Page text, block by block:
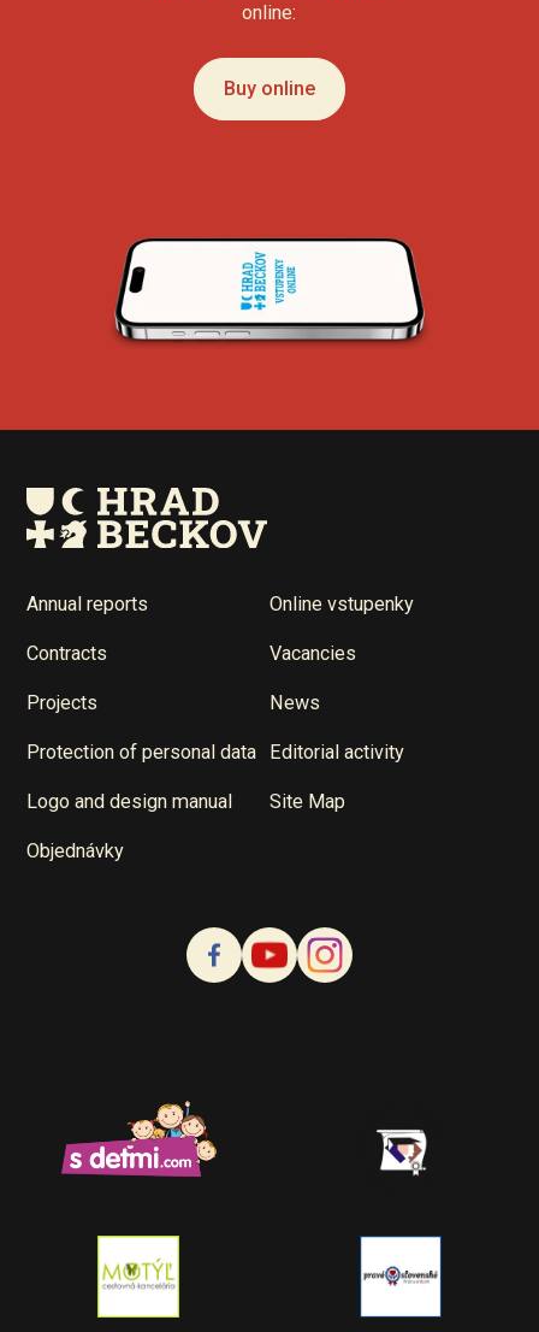
online:
Buy online
Annual reports Online vstupenky
Contracts Vacancies
Projects News
Protection of personal data Editorial activity
Logo and design manual Site Map
Objednávky